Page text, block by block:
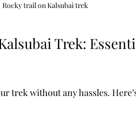
Rocky trail on Kalsubai trek
Trek:
trek without any hassles.